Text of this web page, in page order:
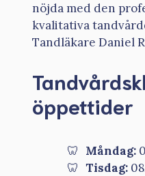
nöjda med den
kvalitativa
Tandläkare Daniel
öppettider
Måndag:
Tisdag: